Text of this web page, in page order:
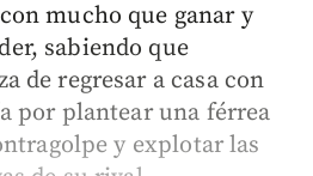
mucho que ganar y
sabiendo que
de regresar a casa con
por plantear una férrea
y explotar las